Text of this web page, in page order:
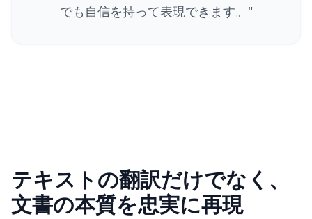
でも自信を持って表現できます。 "
テキストの翻訳だけでなく、
文書の本質を忠実に再現